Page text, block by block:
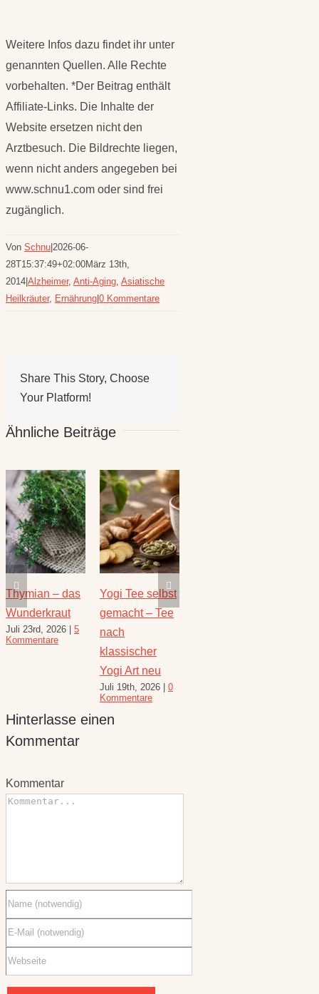
Weitere Infos dazu findet ihr unter
genannten Quellen. Alle Rechte
vorbehalten. *Der Beitrag enthält
Affiliate-Links. Die Inhalte der
Website ersetzen nicht den
Arztbesuch. Die Bildrechte liegen,
wenn nicht anders angegeben bei
www.schnu1.com oder sind frei
zugänglich.
Von Schnu 2026-06-
28T15:37:49+02:00März 13th,
2014 Alzheimer, Anti-Aging Asiatische
Heilkräuter, Ernährung 0 Kommentare
Share This Story, Choose
Your Platform!
Ähnliche Beiträge
Tee
Die heilende
Kraft der Minze
Juli 16th, 2026 | 1
Kommentar
Salbei –
Heilwirkung
August 6th, 2026
10 Kommentare
Hinterlasse einen
Kommentar